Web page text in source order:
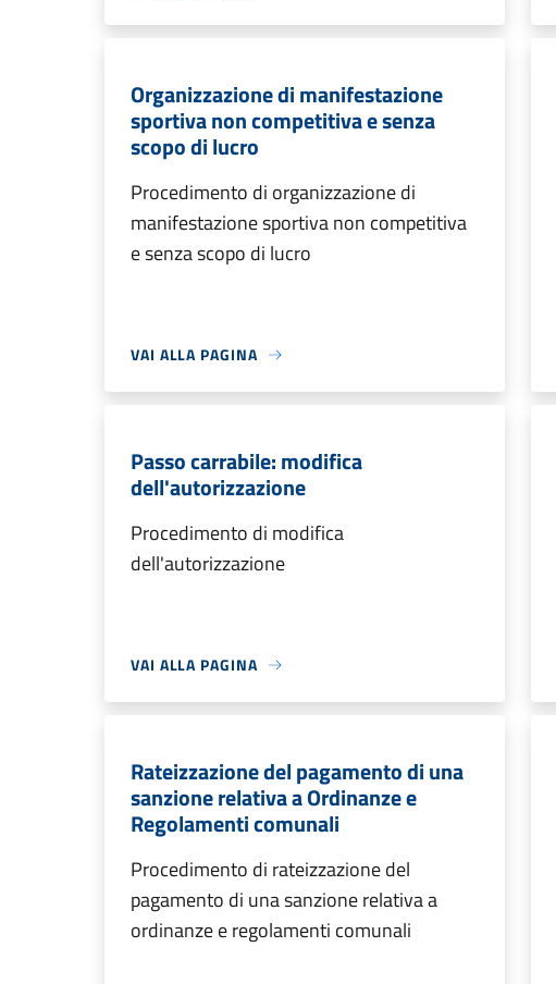
Organizzazione di manifestazione
sportiva non competitiva e senza
scopo di lucro
Procedimento di organizzazione di
manifestazione sportiva non competitiva
e senza scopo di lucro
VAI ALLA PAGINA
Passo carrabile: modifica
dell'autorizzazione
Procedimento di modifica
dell'autorizzazione
VAI ALLA PAGINA
Rateizzazione del pagamento di una
sanzione relativa a Ordinanze e
Regolamenti comunali
Procedimento di rateizzazione del
pagamento di una sanzione relativa a
ordinanze e regolamenti comunali